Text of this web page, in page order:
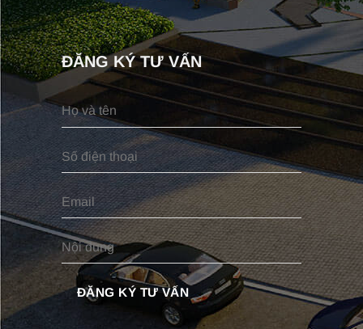
ĐĂNG KÝ TƯ VẤN